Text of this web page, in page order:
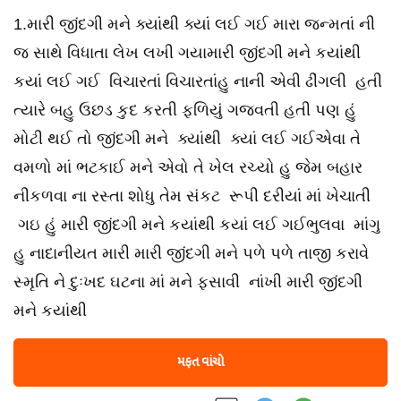
1.મારી જીંદગી મને ક્યાંથી ક્યાં લઈ ગઈ મારા જન્મતાં ની
જ સાથે વિધાતા લેખ લખી ગયામારી જીંદગી મને કયાંથી
કયાં લઈ ગઈ વિચારતાં વિચારતાંહુ નાની એવી ઢીંગલી હતી
ત્યારે બહુ ઉછડ કુદ કરતી ફળિયું ગજવતી હતી પણ હું
મોટી થઈ તો જીંદગી મને ક્યાંથી ક્યાં લઈ ગઈએવા તે
વમળો માં ભટકાઈ મને એવો તે ખેલ રચ્યો હુ જેમ બહાર
નીકળવા ના રસ્તા શોધુ તેમ સંકટ રૂપી દરીયાં માં ખેચાતી
ગઇ હું મારી જીંદગી મને કયાંથી કયાં લઈ ગઈભુલવા માંગુ
હુ નાદાનીયત મારી મારી જીંદગી મને પળે પળે તાજી કરાવે
સ્મૃતિ ને દુઃખદ ઘટના માં મને ફસાવી નાંખી મારી જીંદગી
મને કયાંથી
મફત વાંચો